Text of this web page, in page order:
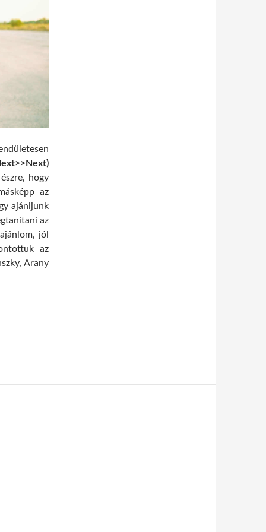
hogy
az
ajánljunk
az
jól
az
Arany